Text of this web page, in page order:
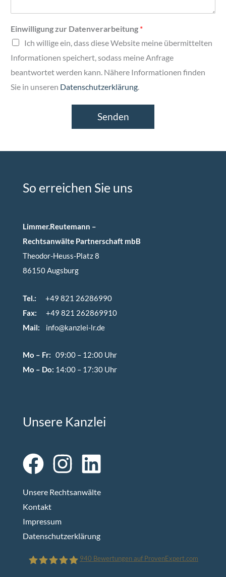
a
m
e
G
e
g
Einwilligung zur Datenverarbeitung *
Ich willige ein, dass diese Website meine übermittelten
Informationen speichert, sodass meine Anfrage
beantwortet werden kann. Nähere Informationen finden
Sie in unseren Datenschutzerklärung.
Senden
So erreichen Sie uns
Limmer.Reutemann –
Rechtsanwälte Partnerschaft mbB
Theodor-Heuss-Platz 8
86150 Augsburg
Tel.: +49 821 26286990
Fax: +49 821 262869910
Mail: info@kanzlei-lr.de
Mo – Fr: 09:00 – 12:00 Uhr
Mo – Do: 14:00 – 17:30 Uhr
Unsere Kanzlei
Unsere Rechtsanwälte
Kontakt
Impressum
Datenschutzerklärung
940 Bewertungen auf ProvenExpert.com